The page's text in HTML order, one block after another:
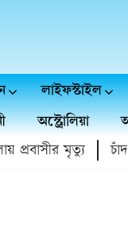
লাইফস্টাইল
অস্ট্রোলিয়া
মৃত্যু